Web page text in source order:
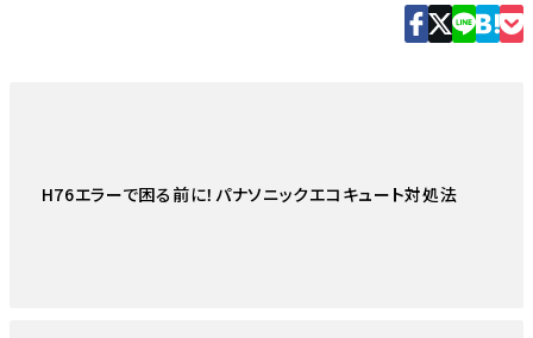
H76エラーで困る前に！パナソニックエコキュート対処法